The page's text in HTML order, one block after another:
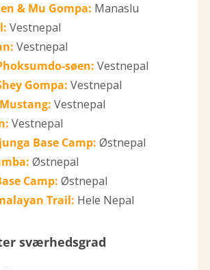
& Mu Gompa: Manaslu
Vestnepal
Vestnepal
søen: Vestnepal
Gompa: Vestnepal
Vestnepal
Vestnepal
Base Camp: Østnepal
Østnepal
Camp: Østnepal
Trail: Hele Nepal
sværhedsgrad